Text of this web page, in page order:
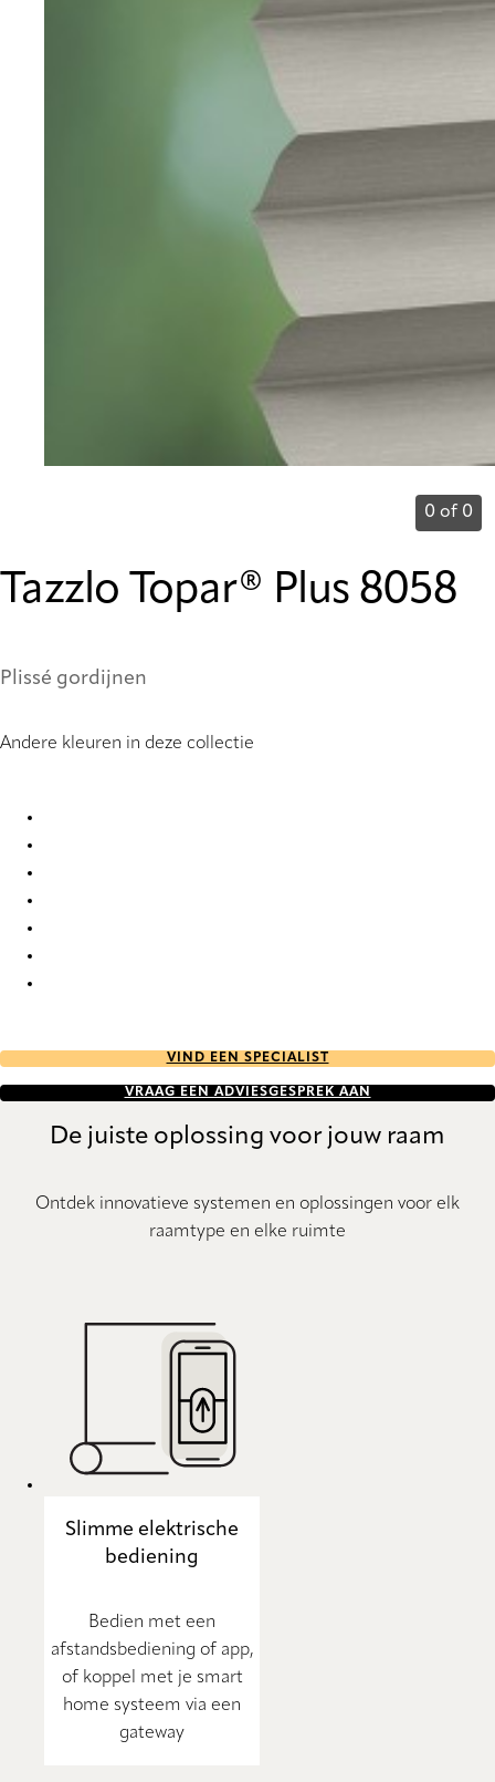
0 of 0
Tazzlo Topar® Plus 8058
Plissé gordijnen
Andere kleuren in deze collectie
VIND EEN SPECIALIST
VRAAG EEN ADVIESGESPREK AAN
De juiste oplossing voor jouw raam
Ontdek innovatieve systemen en oplossingen voor elk
raamtype en elke ruimte
Slimme elektrische
bediening
Bedien met een
afstandsbediening of app,
of koppel met je smart
home systeem via een
gateway